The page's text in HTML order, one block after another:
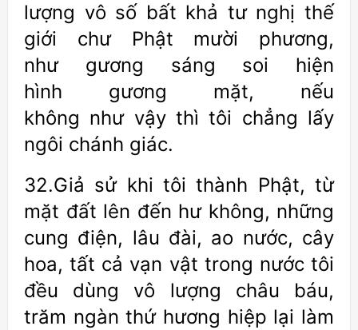
lượng vô số bất khả tư nghị thế
giới chư Phật mười phương,
như gương sáng soi hiện
hình gương mặt, nếu
không như vậy thì tôi chẳng lấy
ngôi chánh giác.
32.Giả sử khi tôi thành Phật, từ
mặt đất lên đến hư không, những
cung điện, lâu đài, ao nước, cây
hoa, tất cả vạn vật trong nước tôi
đều dùng vô lượng châu báu,
trăm ngàn thứ hương hiệp lại làm